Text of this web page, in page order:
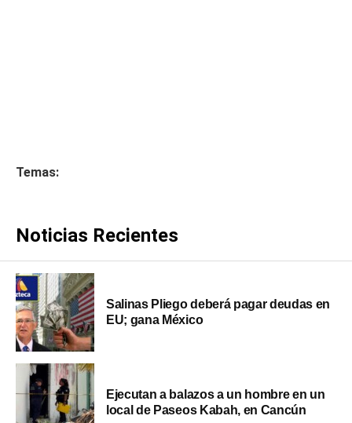
Temas:
Noticias Recientes
Salinas Pliego deberá pagar deudas en
EU; gana México
Ejecutan a balazos a un hombre en un
local de Paseos Kabah, en Cancún